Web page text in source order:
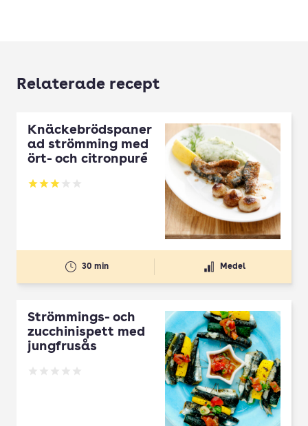
Relaterade recept
Knäckebrödspaner
ad strömming med
ört- och citronpuré
Betyg: 3 av 5
30 min Medel
Strömmings- och
zucchinispett med
jungfrusås
Betyg: 0 av 5